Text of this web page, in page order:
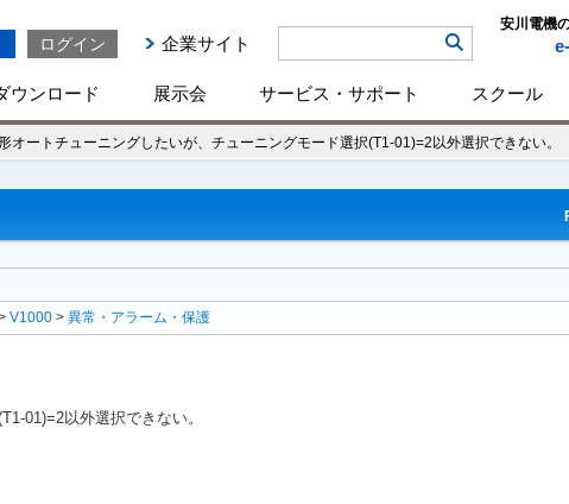
ログイン 企業サイト
安川電機
ウンロード 展示会 サービス・サポート スクール
オートチューニングしたいが、チューニングモード選択(T1-01)=2以外選択できない。
V1000 > 異常・アラーム・保護
01)=2以外選択できない。